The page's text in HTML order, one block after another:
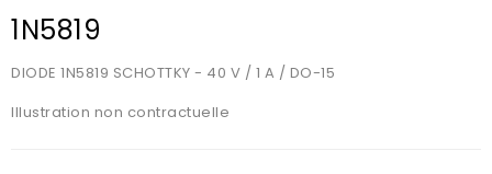
1N5819
DIODE 1N5819 SCHOTTKY - 40 V / 1 A / DO-15
Illustration non contractuelle